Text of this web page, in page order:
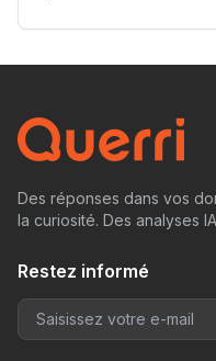
Des réponses dans vos
la curiosité. Des analyses
Restez informé